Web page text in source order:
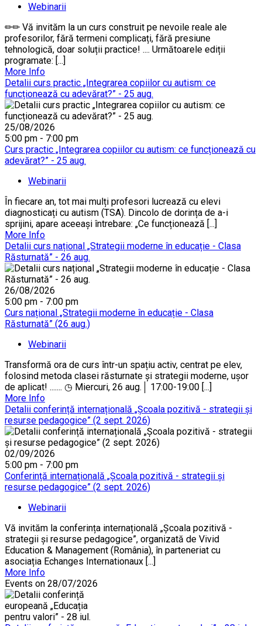
Webinarii
✏✏ Vă invităm la un curs construit pe nevoile reale ale
profesorilor, fără termeni complicați, fără presiune
tehnologică, doar soluții practice! .... Următoarele ediții
programate: [...]
More Info
Detalii curs practic „Integrarea copiilor cu autism: ce
funcționează cu adevărat?” - 25 aug.
25/08/2026
5:00 pm - 7:00 pm
Curs practic „Integrarea copiilor cu autism: ce funcționează cu
adevărat?” - 25 aug.
Webinarii
În fiecare an, tot mai mulți profesori lucrează cu elevi
diagnosticați cu autism (TSA). Dincolo de dorința de a-i
sprijini, apare aceeași întrebare: „Ce funcționează [...]
More Info
Detalii curs național „Strategii moderne în educație - Clasa
Răsturnată” - 26 aug.
26/08/2026
5:00 pm - 7:00 pm
Curs național „Strategii moderne în educație - Clasa
Răsturnată” (26 aug.)
Webinarii
Transformă ora de curs într-un spațiu activ, centrat pe elev,
folosind metoda clasei răsturnate și strategii moderne, ușor
de aplicat! ....... ◷ Miercuri, 26 aug.│ 17:00-19:00 [...]
More Info
Detalii conferință internațională „Școala pozitivă - strategii și
resurse pedagogice” (2 sept. 2026)
02/09/2026
5:00 pm - 7:00 pm
Conferință internațională „Școala pozitivă - strategii și
resurse pedagogice” (2 sept. 2026)
Webinarii
Vă invităm la conferința internațională „Școala pozitivă -
strategii și resurse pedagogice”, organizată de Vivid
Education & Management (România), în parteneriat cu
asociația Echanges Internationaux [...]
More Info
Events on 28/07/2026